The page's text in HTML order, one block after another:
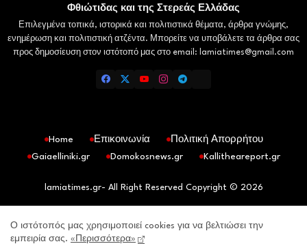
Φθιώτιδας και της Στερεάς Ελλάδας
Επιλεγμένα τοπικά, ιστορικά και πολιτιστικά θέματα, άρθρα γνώμης,
ενημέρωση και πολιτιστική ατζέντα. Μπορείτε να υποβάλετε τα άρθρα σας
προς δημοσίευση στον ιστότοπό μας στο email: lamiatimes@gmail.com
lamiatimes.gr- All Right Reserved Copyright © 2026
Home Επικοινωνία
Πολιτική Απορρήτου
Gaiaelliniki.gr
Domokosnews.gr Kallitheareport.gr
Ο ιστότοπός μας χρησιμοποιεί cookies για να βελτιώσει την
εμπειρία σας. «Περισσότερα»